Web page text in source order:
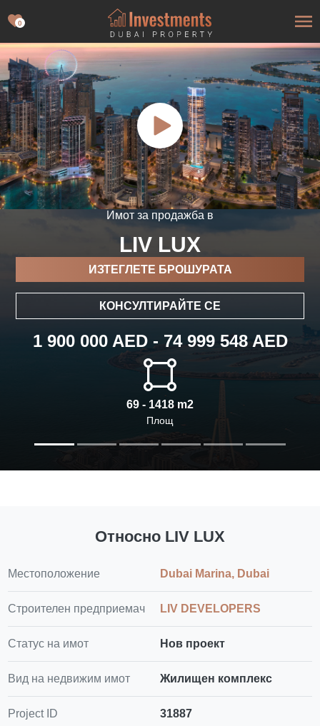
0
Имот за продажба в
LIV LUX
ИЗТЕГЛЕТЕ БРОШУРАТА
КОНСУЛТИРАЙТЕ СЕ
1 900 000 AED - 74 999 548 AED
69 - 1418 m2
Площ
Относно LIV LUX
Местоположение Dubai Marina, Dubai
Строителен предприемач LIV DEVELOPERS
Статус на имот Нов проект
Вид на недвижим имот Жилищен комплекс
Project ID 31887